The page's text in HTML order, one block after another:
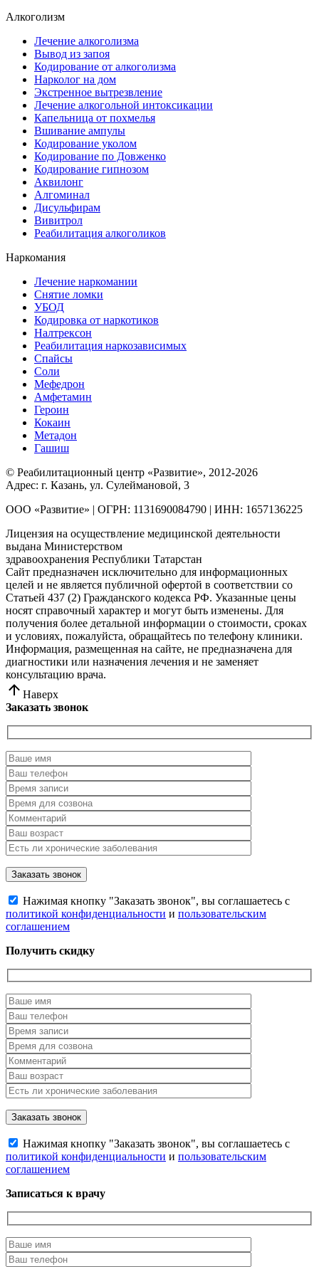
Алкоголизм
Лечение алкоголизма
Вывод из запоя
Кодирование от алкоголизма
Нарколог на дом
Экстренное вытрезвление
Лечение алкогольной интоксикации
Капельница от похмелья
Вшивание ампулы
Кодирование уколом
Кодирование по Довженко
Кодирование гипнозом
Аквилонг
Алгоминал
Дисульфирам
Вивитрол
Реабилитация алкоголиков
Наркомания
Лечение наркомании
Снятие ломки
УБОД
Кодировка от наркотиков
Налтрексон
Реабилитация наркозависимых
Спайсы
Соли
Мефедрон
Амфетамин
Героин
Кокаин
Метадон
Гашиш
© Реабилитационный центр «Развитие», 2012-2026
Адрес: г. Казань, ул. Сулеймановой, 3
ООО «Развитие» | ОГРН: 1131690084790 | ИНН: 1657136225
Лицензия на осуществление медицинской деятельности
выдана Министерством
здравоохранения Республики Татарстан
Сайт предназначен исключительно для информационных
целей и не является публичной офертой в соответствии со
Статьей 437 (2) Гражданского кодекса РФ. Указанные цены
носят справочный характер и могут быть изменены. Для
получения более детальной информации о стоимости, сроках
и условиях, пожалуйста, обращайтесь по телефону клиники.
Информация, размещенная на сайте, не предназначена для
диагностики или назначения лечения и не заменяет
консультацию врача.
Наверх
Заказать звонок
Нажимая кнопку "Заказать звонок", вы соглашаетесь с
политикой конфиденциальности и пользовательским
соглашением
Получить скидку
Нажимая кнопку "Заказать звонок", вы соглашаетесь с
политикой конфиденциальности и пользовательским
соглашением
Записаться к врачу